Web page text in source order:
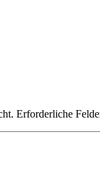
Erforderliche